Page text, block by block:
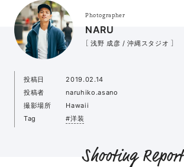
Photographer
NARU
［ 浅野 成彦 / 沖縄スタジオ ］
投稿日
2019.02.14
投稿者
naruhiko.asano
撮影場所
Hawaii
Tag
#洋装
Shooting Report